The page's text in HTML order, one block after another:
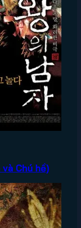
và Chú hề)